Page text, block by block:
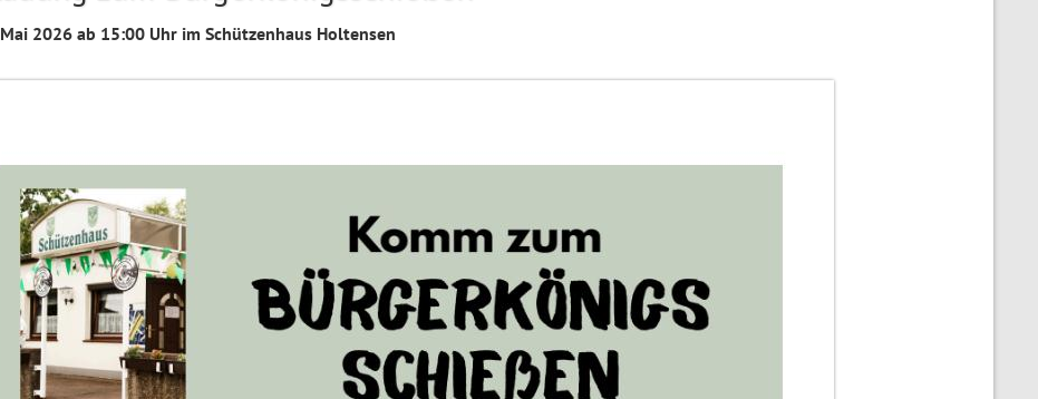
2026 ab 15:00 Uhr im Schützenhaus Holtensen